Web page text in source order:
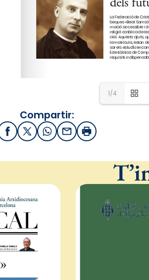
1/4
Compartir:
FacebookX / Twitter
WhatsApp
EmailImprimir